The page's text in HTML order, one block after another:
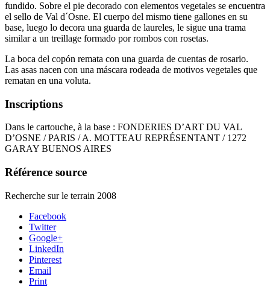
fundido. Sobre el pie decorado con elementos vegetales se encuentra
el sello de Val d´Osne. El cuerpo del mismo tiene gallones en su
base, luego lo decora una guarda de laureles, le sigue una trama
similar a un treillage formado por rombos con rosetas.
La boca del copón remata con una guarda de cuentas de rosario.
Las asas nacen con una máscara rodeada de motivos vegetales que
rematan en una voluta.
Inscriptions
Dans le cartouche, à la base : FONDERIES D’ART DU VAL
D’OSNE / PARIS / A. MOTTEAU REPRÉSENTANT / 1272
GARAY BUENOS AIRES
Référence source
Recherche sur le terrain 2008
Facebook
Twitter
Google+
LinkedIn
Pinterest
Email
Print